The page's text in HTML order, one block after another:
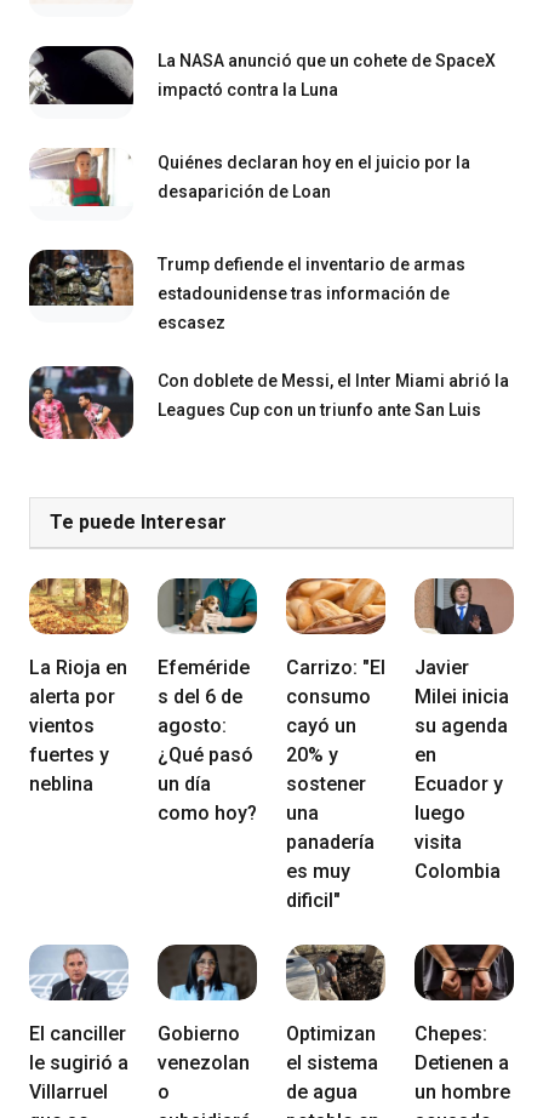
La NASA anunció que un cohete de SpaceX
impactó contra la Luna
Quiénes declaran hoy en el juicio por la
desaparición de Loan
Trump defiende el inventario de armas
estadounidense tras información de
escasez
Con doblete de Messi, el Inter Miami abrió la
Leagues Cup con un triunfo ante San Luis
Te puede Interesar
La Rioja en
alerta por
vientos
fuertes y
neblina
Efeméride
s del 6 de
agosto:
¿Qué pasó
un día
como hoy?
Carrizo: "El
consumo
cayó un
20% y
sostener
una
panadería
es muy
dificil"
Javier
Milei inicia
su agenda
en
Ecuador y
luego
visita
Colombia
El canciller
le sugirió a
Villarruel
Gobierno
venezolan
o
Optimizan
el sistema
de agua
Chepes:
Detienen a
un hombre